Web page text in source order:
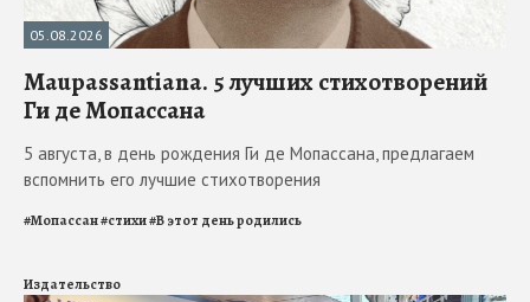
05.08.2026
Maupassantiana. 5 лучших стихотворений
Ги де Мопассана
5 августа, в день рождения Ги де Мопассана, предлагаем
вспомнить его лучшие стихотворения
#Мопассан#стихи#В этот день родились
Издательство